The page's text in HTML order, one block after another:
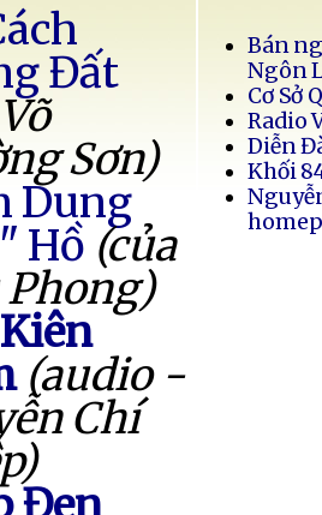
Đất
Sơn)
Dung
Hồ (của
(audio -
Chí
Bán
Ngôn
Cơ Sở
Radio
Diễn
Khối